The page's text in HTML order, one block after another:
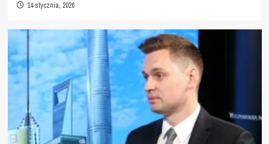
14 stycznia, 2026